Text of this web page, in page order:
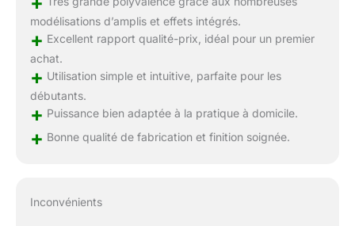
modélisations d’amplis et effets intégrés.
+ Excellent rapport qualité-prix, idéal pour un premier
achat.
+ Utilisation simple et intuitive, parfaite pour les
débutants.
+ Puissance bien adaptée à la pratique à domicile.
+ Bonne qualité de fabrication et finition soignée.
Inconvénients